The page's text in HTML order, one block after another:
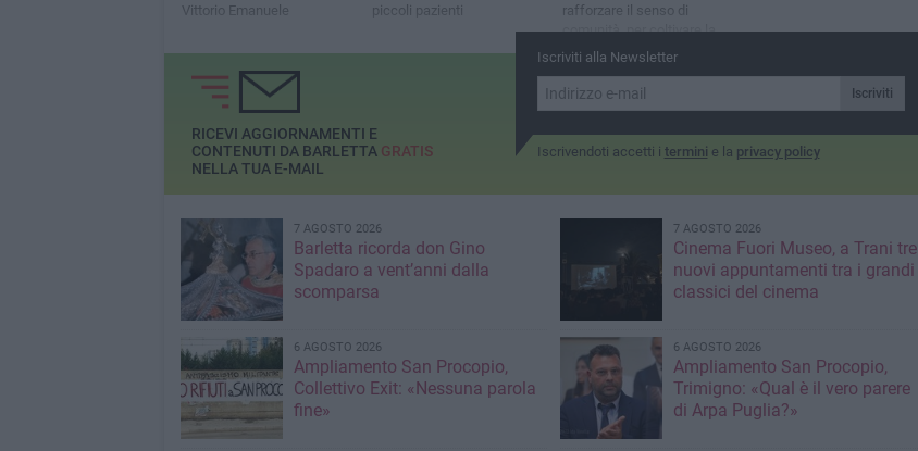
Vittorio Emanuele
piccoli pazienti
rafforzare il senso di
comunità, per coltivare la
speranza
Iscriviti alla Newsletter
Iscriviti
Iscrivendoti accetti i termini e la privacy policy
RICEVI AGGIORNAMENTI E
CONTENUTI DA BARLETTA GRATIS
NELLA TUA E-MAIL
7 AGOSTO 2026
Barletta ricorda don Gino
Spadaro a vent’anni dalla
scomparsa
7 AGOSTO 2026
Cinema Fuori Museo, a Trani tre
nuovi appuntamenti tra i grandi
classici del cinema
6 AGOSTO 2026
Ampliamento San Procopio,
Collettivo Exit: «Nessuna parola
fine»
6 AGOSTO 2026
Ampliamento San Procopio,
Trimigno: «Qual è il vero parere
di Arpa Puglia?»